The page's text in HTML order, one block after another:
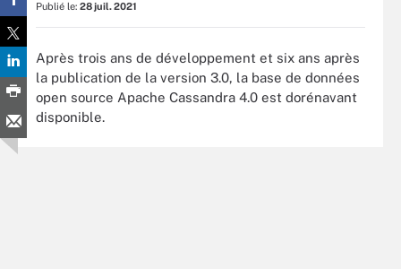
Publié le: 28 juil. 2021
Après trois ans de développement et six ans après
la publication de la version 3.0, la base de données
open source Apache Cassandra 4.0 est dorénavant
disponible.